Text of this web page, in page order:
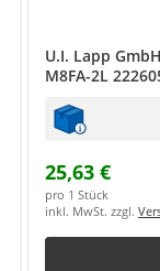
U.I. Lapp
M8FA-2L
25,63 €
pro 1 Stück
inkl. MwSt. zzgl.